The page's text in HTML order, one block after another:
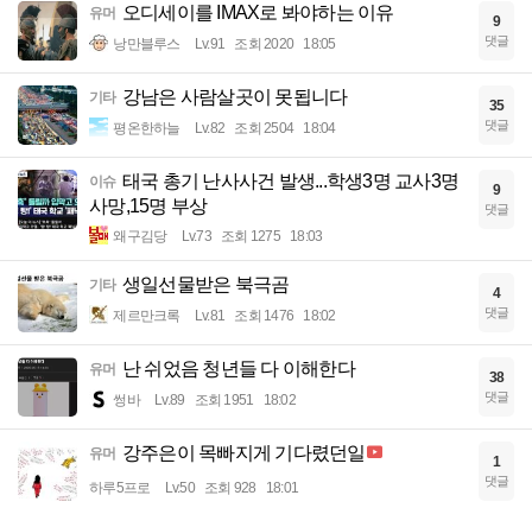
유머 오디세이를 IMAX로 봐야하는 이유
낭만블루스 Lv.91 조회 2020 18:05
9
댓글
기타 강남은 사람살곳이 못됩니다
평온한하늘 Lv.82 조회 2504 18:04
35
댓글
이슈 태국 총기 난사사건 발생...학생3명 교사3명
사망,15명 부상
왜구김당 Lv.73 조회 1275 18:03
9
댓글
기타 생일선물받은 북극곰
제르만크록 Lv.81 조회 1476 18:02
4
댓글
유머 난 쉬었음 청년들 다 이해한다
썽바 Lv.89 조회 1951 18:02
38
댓글
유머 강주은이 목빠지게 기다렸던일
하루5프로 Lv.50 조회 928 18:01
1
댓글